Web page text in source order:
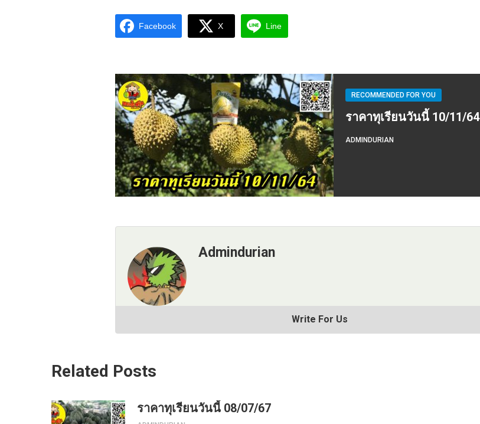
Facebook X Line
RECOMMENDED FOR YOU
ราคาทุเรียนวันนี้ 10/11/64
ADMINDURIAN
Admindurian
Write For Us
Related Posts
ราคาทุเรียนวันนี้ 08/07/67